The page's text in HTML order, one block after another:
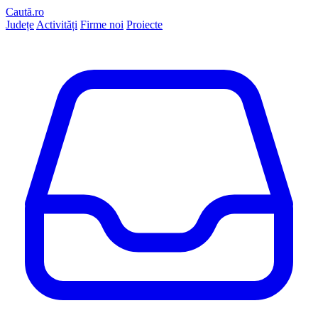
Caută.ro
Județe Activități Firme noi Proiecte